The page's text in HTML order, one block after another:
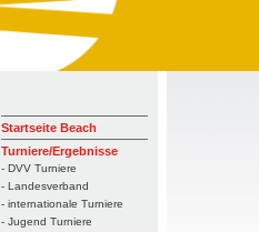
Startseite Beach
Turniere/Ergebnisse
- DVV Turniere
- Landesverband
- internationale Turniere
- Jugend Turniere